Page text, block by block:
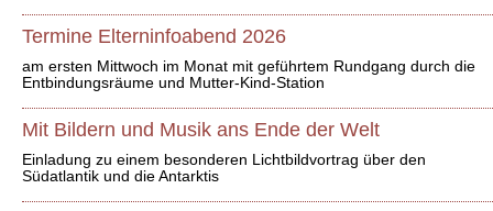
Termine Elterninfoabend 2026
am ersten Mittwoch im Monat mit geführtem Rundgang durch die
Entbindungsräume und Mutter-Kind-Station
Mit Bildern und Musik ans Ende der Welt
Einladung zu einem besonderen Lichtbildvortrag über den
Südatlantik und die Antarktis